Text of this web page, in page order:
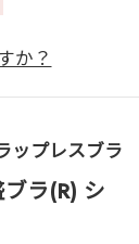
か？
ップレスブラ
ラ(R) シ